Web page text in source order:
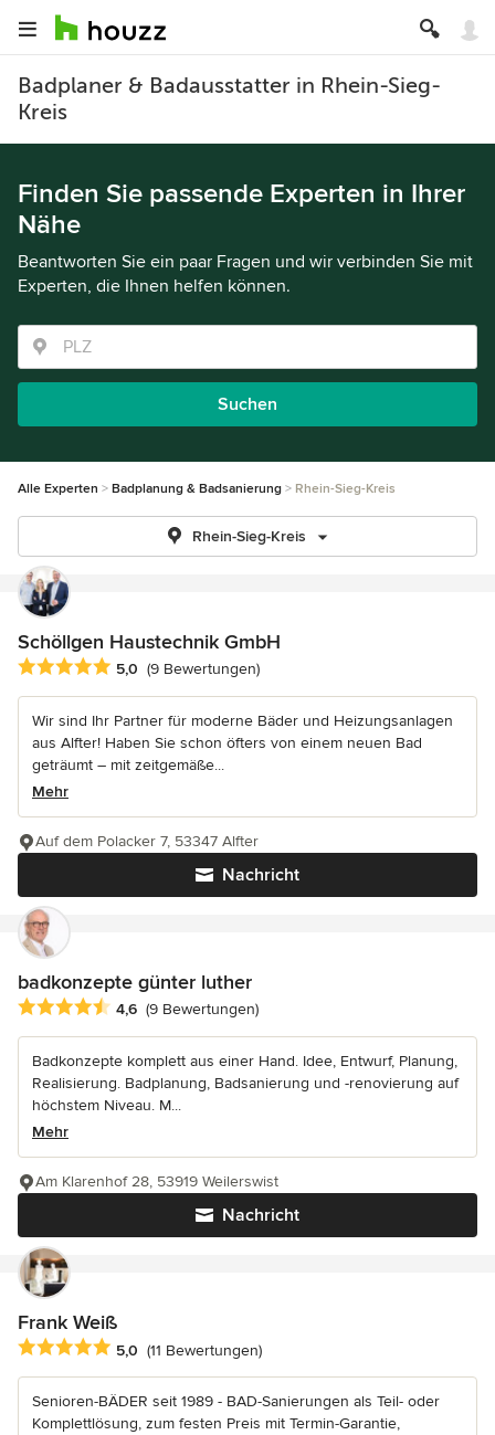
Badplaner & Badausstatter in Rhein-Sieg-
Kreis
Finden Sie passende Experten in Ihrer
Nähe
Beantworten Sie ein paar Fragen und wir verbinden Sie mit
Experten, die Ihnen helfen können.
Suchen
Alle Experten Badplanung & Badsanierung Rhein-Sieg-Kreis
Rhein-Sieg-Kreis
Schöllgen Haustechnik GmbH
Durchschnittliche Bewertung: 5 von 5 Sternen
5,0 (9 Bewertungen)
Wir sind Ihr Partner für moderne Bäder und Heizungsanlagen
aus Alfter! Haben Sie schon öfters von einem neuen Bad
geträumt – mit zeitgemäße...
Mehr
Nachricht
Auf dem Polacker 7, 53347 Alfter
badkonzepte günter luther
Durchschnittliche Bewertung: 4.6 von 5 Sternen
4,6 (9 Bewertungen)
Badkonzepte komplett aus einer Hand. Idee, Entwurf, Planung,
Realisierung. Badplanung, Badsanierung und -renovierung auf
höchstem Niveau. M...
Mehr
Nachricht
Am Klarenhof 28, 53919 Weilerswist
Frank Weiß
Durchschnittliche Bewertung: 5 von 5 Sternen
5,0 (11 Bewertungen)
Senioren-BÄDER seit 1989 - BAD-Sanierungen als Teil- oder
Komplettlösung, zum festen Preis mit Termin-Garantie,